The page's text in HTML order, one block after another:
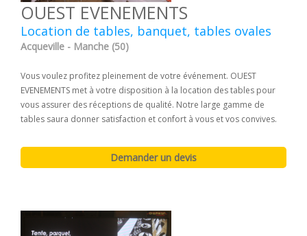
OUEST EVENEMENTS
Location de tables, banquet, tables ovales
Acqueville - Manche (50)
Vous voulez profitez pleinement de votre événement. OUEST
EVENEMENTS met à votre disposition à la location des tables pour
vous assurer des réceptions de qualité. Notre large gamme de
tables saura donner satisfaction et confort à vous et vos convives.